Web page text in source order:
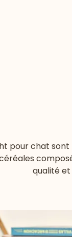
pour chat
qualité